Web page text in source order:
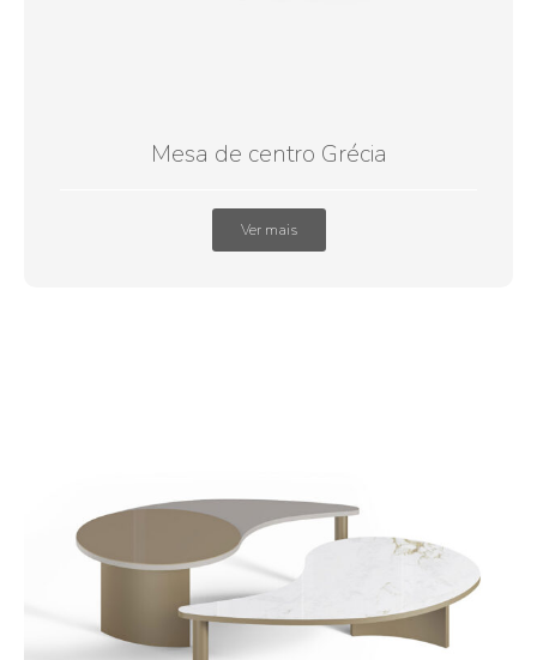
Mesa de centro Grécia
Ver mais